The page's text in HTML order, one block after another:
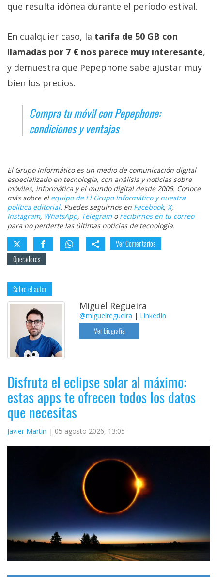
que resulta idónea durante el período estival.
En cualquier caso, la tarifa de 50 GB con
llamadas por 7 € nos parece muy interesante,
y demuestra que Pepephone sabe ajustar muy
bien los precios.
Compra tu móvil con Pepephone:
condiciones y ventajas
El Grupo Informático es un medio de comunicación digital
especializado en tecnología, con análisis y noticias sobre
móviles, informática y el mundo digital desde 2006. Conoce
más sobre el equipo de El Grupo Informático y nuestra
política editorial. Puedes seguirnos en Facebook, X,
Instagram, WhatsApp, Telegramo recibirnos en tu correo
para no perderte las últimas noticias de tecnología.
Ver Comentarios
Operadores
Sobre el autor
Miguel Regueira
@miguelregueira | LinkedIn
Ver biografía
Disfruta el eclipse solar al máximo:
estas apps te ofrecen todos los datos
que necesitas
Javier Martín 05 agosto 2026, 13:05